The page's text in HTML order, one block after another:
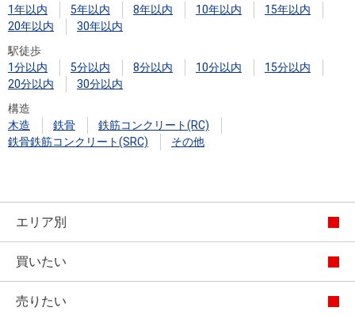
1年以内
5年以内 8年以内 10年以内
15年以内
20年以内
30年以内
駅徒歩
1分以内
5分以内 8分以内 10分以内
15分以内
20分以内
30分以内
構造
木造
鉄骨
鉄筋コンクリート(RC)
鉄骨鉄筋コンクリート(SRC)
その他
エリア別
買いたい
売りたい